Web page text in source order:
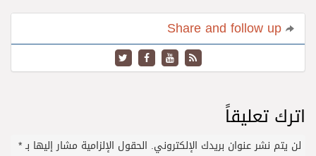
اترك تعليقاً
لن يتم نشر عنوان بريدك الإلكتروني. الحقول الإلزامية مشار إليها بـ*